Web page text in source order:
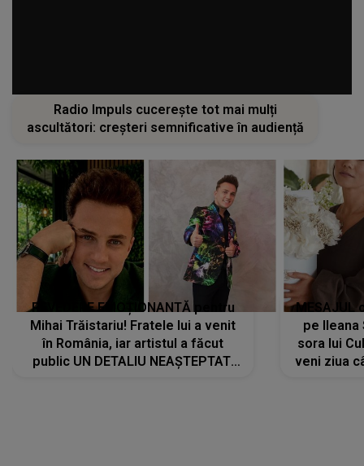
Radio Impuls cucerește tot mai mulți
ascultători: creșteri semnificative în audiență
REVEDERE EMOȚIONANTĂ pentru
Mihai Trăistariu! Fratele lui a venit
în România, iar artistul a făcut
public UN DETALIU NEAȘTEPTAT:
MESAJUL
pe Ileana
sora lui
veni ziua